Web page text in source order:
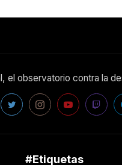
el observatorio contra la
#Etiquetas